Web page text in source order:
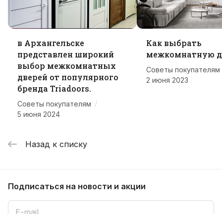
в Архангельске
представлен широкий
выбор межкомнатных
дверей от популярного
бренда Triadoors.
Советы покупателям /
5 июня 2024
Как выбрать
межкомнатную
Советы покупателям
2 июня 2023
Назад к списку
Подписаться на новости и акции